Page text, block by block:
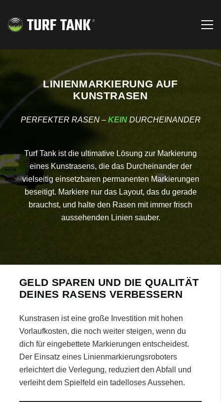
LINIENMARKIERUNG AUF
KUNSTRASEN
PERFEKTER RASEN – KEINDURCHEINANDER
Turf Tank ist die ultimative Lösung zur Markierung
eines Kunstrasens, die das Durcheinander der
vielseitig einsetzbaren permanenten Markierungen
beseitigt. Markiere nur das Layout, das du gerade
brauchst, und halte den Rasen mit immer frisch
aussehenden Linien sauber.
GELD SPAREN UND DIE QUALITÄT
DEINES RASENS VERBESSERN
Kunstrasen ist eine große Investition mit hohen
Vorlaufkosten, die noch weiter steigen, wenn du
dich für eingebettete Markierungen entscheidest.
Der Einsatz eines Linienmarkierungsroboters
erleichtert die Verlegung, reduziert den Abfall und
verleiht dem Spielfeld ein tadelloses Aussehen.